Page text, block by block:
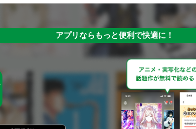
アプリならもっと便利で快適に！